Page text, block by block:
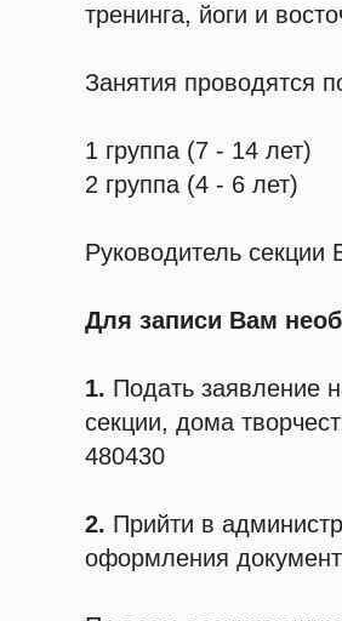
тренинга, йоги и
Занятия проводятся
1 группа (7 - 14 лет)
2 группа (4 - 6 лет)
Руководитель секции
Для записи Вам
1. Подать заявление
секции, дома
480430
2. Прийти в
оформления